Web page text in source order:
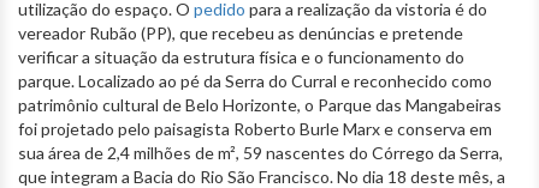
utilização do espaço. O pedido para a realização da vistoria é do
vereador Rubão (PP), que recebeu as denúncias e pretende
verificar a situação da estrutura física e o funcionamento do
parque. Localizado ao pé da Serra do Curral e reconhecido como
patrimônio cultural de Belo Horizonte, o Parque das Mangabeiras
foi projetado pelo paisagista Roberto Burle Marx e conserva em
sua área de 2,4 milhões de m², 59 nascentes do Córrego da Serra,
que integram a Bacia do Rio São Francisco. No dia 18 deste mês, a